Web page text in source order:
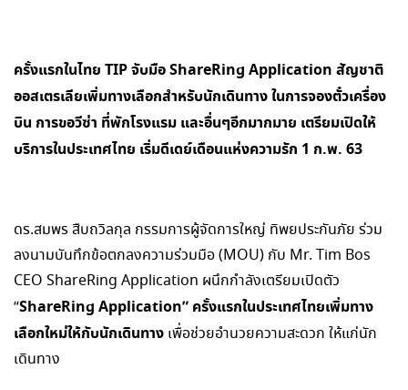
ครั้งแรกในไทย TIP จับมือ ShareRing Application สัญชาติ
ออสเตรเลียเพิ่มทางเลือกสำหรับนักเดินทาง ในการจองตั๋วเครื่อง
บิน การขอวีซ่า ที่พักโรงแรม และอื่นๆอีกมากมาย เตรียมเปิดให้
บริการในประเทศไทย เริ่มดีเดย์เดือนแห่งความรัก 1 ก.พ. 63
ดร.สมพร สืบถวิลกุล กรรมการผู้จัดการใหญ่ ทิพยประกันภัย ร่วม
ลงนามบันทึกข้อตกลงความร่วมมือ (MOU) กับ Mr. Tim Bos
CEO ShareRing Application ผนึกกำลังเตรียมเปิดตัว
“ShareRing Application” ครั้งแรกในประเทศไทยเพิ่มทาง
เลือกใหม่ให้กับนักเดินทาง เพื่อช่วยอำนวยความสะดวก ให้แก่นัก
เดินทาง